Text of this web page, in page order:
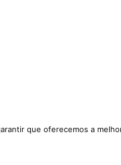
que oferecemos a